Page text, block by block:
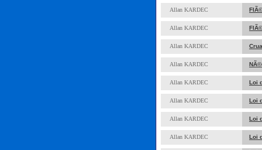
Allan KARDEC
Allan KARDEC
Allan KARDEC
Allan KARDEC
Allan KARDEC Loi
Allan KARDEC Loi
Allan KARDEC Loi
Allan KARDEC Loi